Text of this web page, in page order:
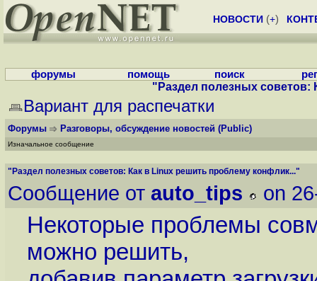
НОВОСТИ (+)
форумы помощь поиск
"Раздел полезных советов:
Вариант для распечатки
Форумы Разговоры, обсуждение новостей (Public)
Изначальное сообщение
"Раздел полезных советов: Как в Linux решить проблему конфлик..."
Сообщение от auto_tips on
Некоторые проблемы
можно решить,